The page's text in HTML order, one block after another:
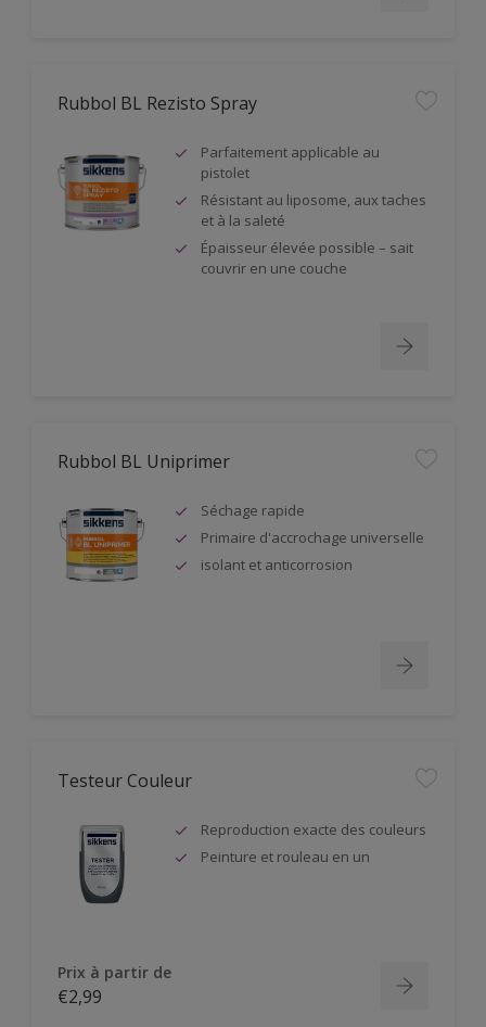
Rubbol BL Rezisto Spray
Parfaitement applicable au
pistolet
Résistant au liposome, aux taches
et à la saleté
Épaisseur élevée possible – sait
couvrir en une couche
Rubbol BL Uniprimer
Séchage rapide
Primaire d'accrochage universelle
isolant et anticorrosion
Testeur Couleur
Reproduction exacte des couleurs
Peinture et rouleau en un
Prix à partir de
€2,99